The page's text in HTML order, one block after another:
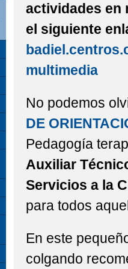
actividades en
el siguiente
multimedia
No podemos
DE
Pedagogía
Auxiliar
Servicios a la
para todos
En este
colgando